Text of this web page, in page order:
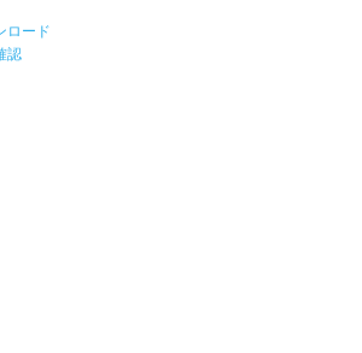
ロード
認